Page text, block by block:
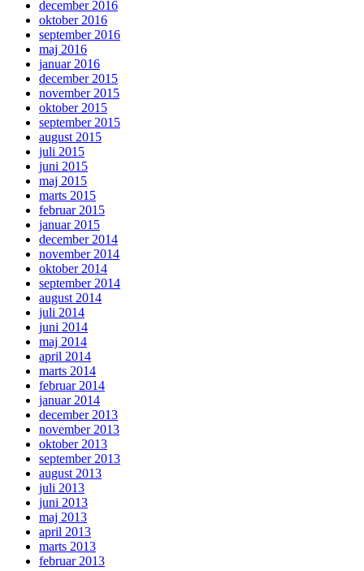
december 2016
oktober 2016
september 2016
maj 2016
januar 2016
december 2015
november 2015
oktober 2015
september 2015
august 2015
juli 2015
juni 2015
maj 2015
marts 2015
februar 2015
januar 2015
december 2014
november 2014
oktober 2014
september 2014
august 2014
juli 2014
juni 2014
maj 2014
april 2014
marts 2014
februar 2014
januar 2014
december 2013
november 2013
oktober 2013
september 2013
august 2013
juli 2013
juni 2013
maj 2013
april 2013
marts 2013
februar 2013